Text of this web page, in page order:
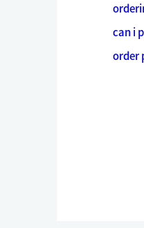
can i
order